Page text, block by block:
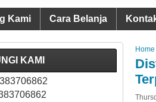
Kami Cara Belanja
Home
KAMI